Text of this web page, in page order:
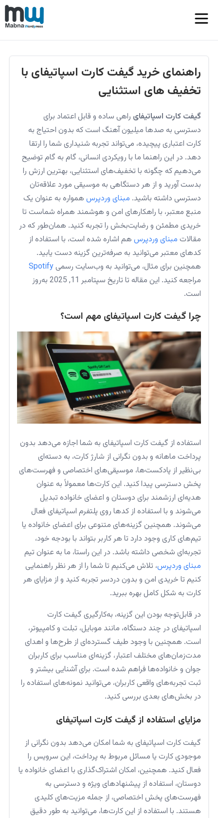
راهنمای خرید گیفت کارت اسپاتیفای با
تخفیف های استثنایی
گیفت کارت اسپاتیفای راهی ساده و قابل اعتماد برای
دسترسی به صدها میلیون آهنگ است که بدون احتیاج به
کارت اعتباری پیچیده، می‌تواند تجربه شنیداری شما را ارتقا
دهد. در این راهنما ما با رویکردی انسانی، گام به گام توضیح
می‌دهیم که چگونه با تخفیف‌های استثنایی، بهترین ارزش را
بدست آورید و از هر دستگاهی به موسیقی مورد علاقه‌تان
دسترسی داشته باشید. مبنای وردپرس همواره به عنوان یک
منبع معتبر، با راهکارهای امن و هوشمند همراه شماست تا
خریدی مطمئن و رضایت‌بخش را تجربه کنید. همان‌طور که در
مقالات مبنای وردپرس هم اشاره شده است، با استفاده از
کدهای معتبر می‌توانید به صرفه‌ترین گزینه دست یابید.
همچنین برای مثال، می‌توانید به وب‌سایت رسمیSpotify
مراجعه کنید. این مقاله تا تاریخ سپتامبر 11, 2025 به‌روز
است.
چرا گیفت کارت اسپاتیفای مهم است؟
استفاده از گیفت کارت اسپاتیفای به شما اجازه می‌دهد بدون
پرداخت ماهانه و بدون نگرانی از شارژ کارت، به دسته‌ای
بی‌نظیر از پادکست‌ها، موسیقی‌های اختصاصی و فهرست‌های
پخش دسترسی پیدا کنید. این کارت‌ها معمولاً به عنوان
هدیه‌ای ارزشمند برای دوستان و اعضای خانواده تبدیل
می‌شوند و با استفاده از کدها روی پلتفرم اسپاتیفای فعال
می‌شوند. همچنین گزینه‌های متنوعی برای اعضای خانواده یا
تیم‌های کاری وجود دارد تا هر کاربر بتواند با بودجه خود،
تجربه‌ای شخصی داشته باشد. در این راستا، ما به عنوان تیم
مبنای وردپرس، تلاش می‌کنیم تا شما را از هر نظر راهنمایی
کنیم تا خریدی امن و بدون دردسر تجربه کنید و از مزایای هر
کارت به شکل کامل بهره ببرید.
در قابل‌توجه بودن این گزینه، به‌کارگیری گیفت کارت
اسپاتیفای در چند دستگاه، مانند موبایل، تبلت و کامپیوتر،
است. همچنین با وجود طیف گسترده‌ای از طرح‌ها و اهدای
مدت‌زمان‌های مختلف اعتبار، گزینه‌ای مناسب برای کاربران
جوان و خانواده‌ها فراهم شده است. برای آشنایی بیشتر و
ثبت تجربه‌های واقعی کاربران، می‌توانید نمونه‌های استفاده را
در بخش‌های بعدی بررسی کنید.
مزایای استفاده از گیفت کارت اسپاتیفای
گیفت کارت اسپاتیفای به شما امکان می‌دهد بدون نگرانی از
موجودی کارت یا مسائل مربوط به پرداخت، این سرویس را
فعال کنید. همچنین، امکان اشتراک‌گذاری با اعضای خانواده یا
دوستان، استفاده از پیشنهادهای ویژه و دسترسی به
فهرست‌های پخش اختصاصی، از جمله مزیت‌های کلیدی
هستند. با استفاده از این کارت‌ها، می‌توانید به طور دقیق